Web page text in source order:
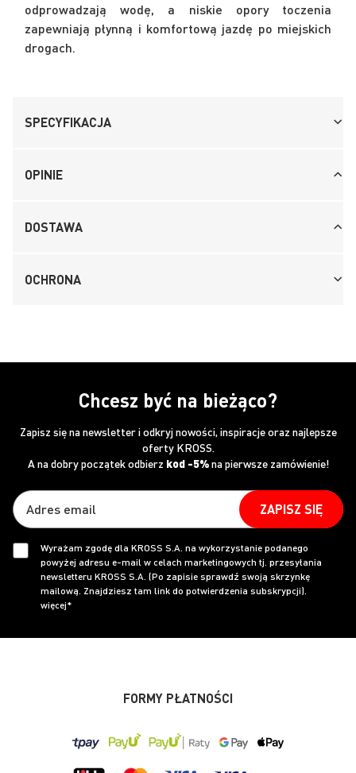
odprowadzają wodę, a niskie opory toczenia
zapewniają płynną i komfortową jazdę po miejskich
drogach.
SPECYFIKACJA
OPINIE
DOSTAWA
OCHRONA
Chcesz być na bieżąco?
Zapisz się na newsletter i odkryj nowości, inspiracje oraz najlepsze
oferty KROSS.
A na dobry początek odbierz kod -5%na pierwsze zamówienie!
ZAPISZ SIĘ
Wyrażam zgodę dla KROSS S.A. na wykorzystanie podanego
powyżej adresu e-mail w celach marketingowych tj. przesyłania
newsletteru KROSS S.A. (Po zapisie sprawdź swoją skrzynkę
mailową. Znajdziesz tam link do potwierdzenia subskrypcji).
więcej*
FORMY PŁATNOŚCI